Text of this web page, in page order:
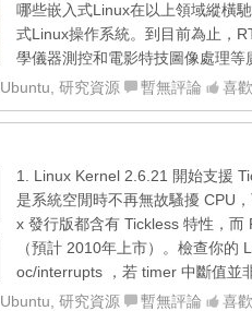
哪些嵌入式Linux在以上領域縱橫
式Linux操作系統。到目前為止，
學儀器測控和電影特技圖像處理等
Ubuntu 研究資源 暫無評論 喜
1. Linux Kernel 2.6.21 開始支援
是系統空閒時不再無故騷擾 CPU
x 發行版都含有 Tickless 特性，而
（預計 2010年上市）。檢查你
oc/interrupts ，若 timer 中斷值並
Ubuntu 研究資源 暫無評論 喜